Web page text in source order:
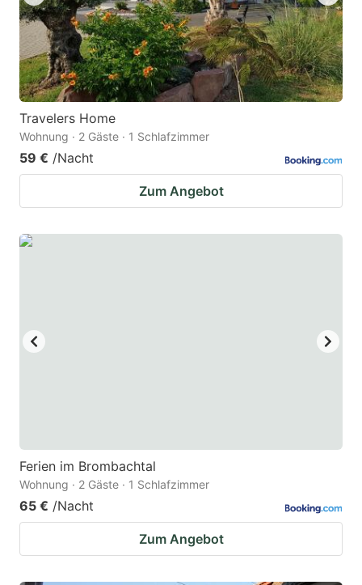
Travelers Home
Wohnung · 2 Gäste · 1 Schlafzimmer
59 € /Nacht
Zum Angebot
Ferien im Brombachtal
Wohnung · 2 Gäste · 1 Schlafzimmer
65 € /Nacht
Zum Angebot